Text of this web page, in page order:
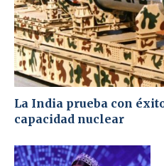
La India prueba con
capacidad nuclear